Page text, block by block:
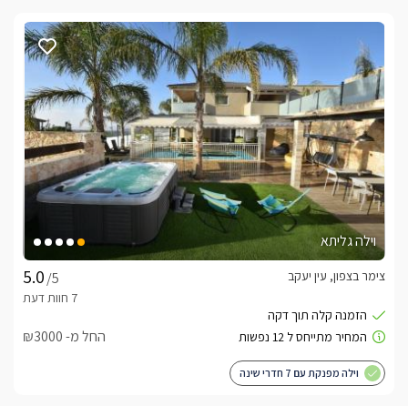
וילה גליתא
/5
צימר בצפון, עין יעקב
החל מ- ₪3000
וילה מפנקת עם 7 חדרי שינה